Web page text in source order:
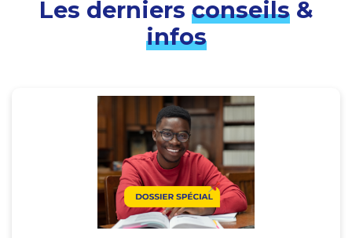
Les derniers conseils&
infos